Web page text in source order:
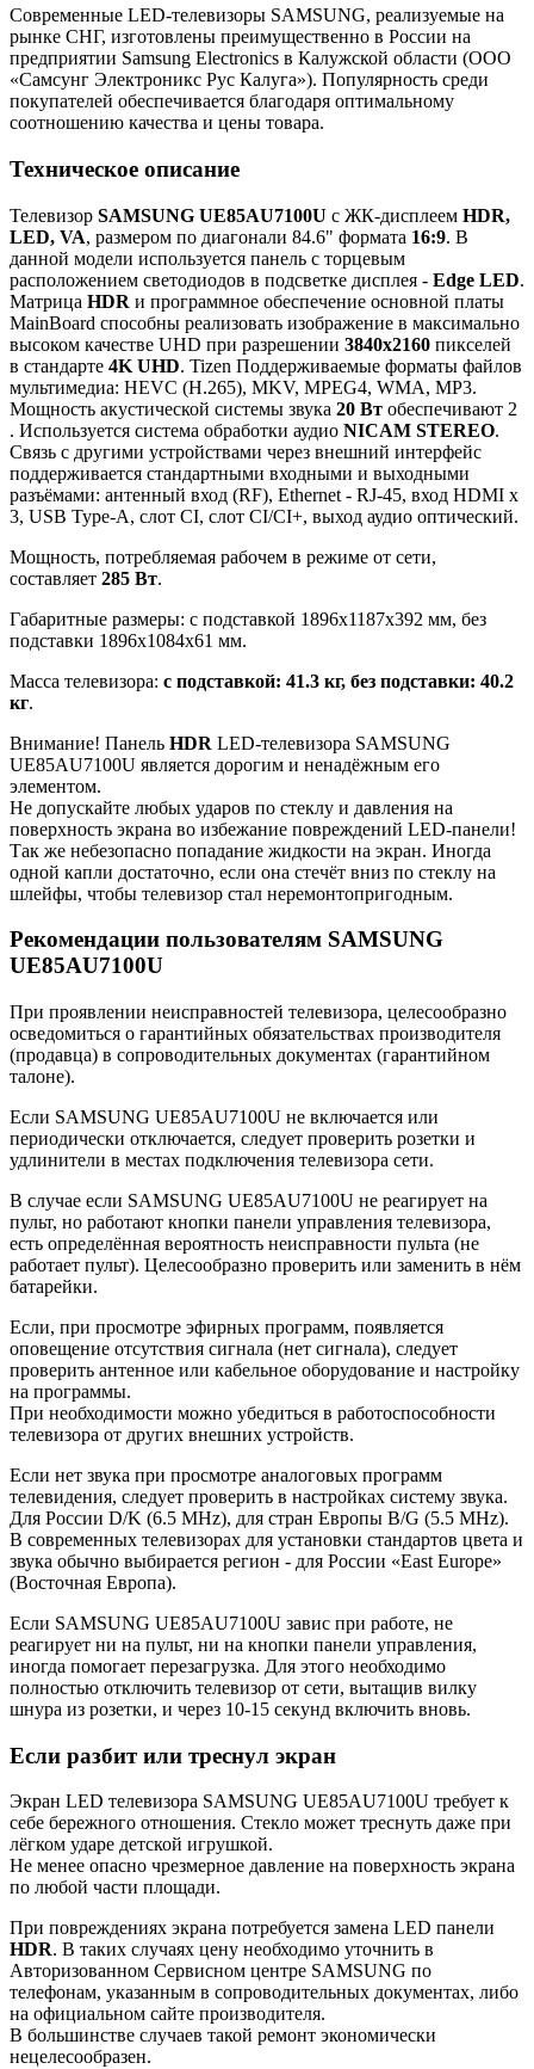
Современные LED-телевизоры SAMSUNG, реализуемые на
рынке СНГ, изготовлены преимущественно в России на
предприятии Samsung Electronics в Калужской области (ООО
«Самсунг Электроникс Рус Калуга»). Популярность среди
покупателей обеспечивается благодаря оптимальному
соотношению качества и цены товара.
Техническое описание
Телевизор SAMSUNG UE85AU7100U с ЖК-дисплеем HDR,
LED, VA, размером по диагонали 84.6" формата 16:9. В
данной модели используется панель с торцевым
расположением светодиодов в подсветке дисплея - Edge LED.
Матрица HDR и программное обеспечение основной платы
MainBoard способны реализовать изображение в максимально
высоком качестве UHD при разрешении 3840x2160 пикселей
в стандарте 4K UHD. Tizen Поддерживаемые форматы файлов
мультимедиа: HEVC (H.265), MKV, MPEG4, WMA, MP3.
Мощность акустической системы звука 20 Вт обеспечивают 2
. Используется система обработки аудио NICAM STEREO.
Связь с другими устройствами через внешний интерфейс
поддерживается стандартными входными и выходными
разъёмами: антенный вход (RF), Ethernet - RJ-45, вход HDMI x
3, USB Type-A, слот CI, слот CI/CI+, выход аудио оптический.
Мощность, потребляемая рабочем в режиме от сети,
составляет 285 Вт.
Габаритные размеры: с подставкой 1896x1187x392 мм, без
подставки 1896x1084x61 мм.
Масса телевизора: с подставкой: 41.3 кг, без подставки: 40.2
кг.
Внимание! Панель HDR LED-телевизора SAMSUNG
UE85AU7100U является дорогим и ненадёжным его
элементом.
Не допускайте любых ударов по стеклу и давления на
поверхность экрана во избежание повреждений LED-панели!
Так же небезопасно попадание жидкости на экран. Иногда
одной капли достаточно, если она стечёт вниз по стеклу на
шлейфы, чтобы телевизор стал неремонтопригодным.
Рекомендации пользователям SAMSUNG
UE85AU7100U
При проявлении неисправностей телевизора, целесообразно
осведомиться о гарантийных обязательствах производителя
(продавца) в сопроводительных документах (гарантийном
талоне).
Если SAMSUNG UE85AU7100U не включается или
периодически отключается, следует проверить розетки и
удлинители в местах подключения телевизора сети.
В случае если SAMSUNG UE85AU7100U не реагирует на
пульт, но работают кнопки панели управления телевизора,
есть определённая вероятность неисправности пульта (не
работает пульт). Целесообразно проверить или заменить в нём
батарейки.
Если, при просмотре эфирных программ, появляется
оповещение отсутствия сигнала (нет сигнала), следует
проверить антенное или кабельное оборудование и настройку
на программы.
При необходимости можно убедиться в работоспособности
телевизора от других внешних устройств.
Если нет звука при просмотре аналоговых программ
телевидения, следует проверить в настройках систему звука.
Для России D/K (6.5 MHz), для стран Европы B/G (5.5 MHz).
В современных телевизорах для установки стандартов цвета и
звука обычно выбирается регион - для России «East Europe»
(Восточная Европа).
Если SAMSUNG UE85AU7100U завис при работе, не
реагирует ни на пульт, ни на кнопки панели управления,
иногда помогает перезагрузка. Для этого необходимо
полностью отключить телевизор от сети, вытащив вилку
шнура из розетки, и через 10-15 секунд включить вновь.
Если разбит или треснул экран
Экран LED телевизора SAMSUNG UE85AU7100U требует к
себе бережного отношения. Стекло может треснуть даже при
лёгком ударе детской игрушкой.
Не менее опасно чрезмерное давление на поверхность экрана
по любой части площади.
При повреждениях экрана потребуется замена LED панели
HDR. В таких случаях цену необходимо уточнить в
Авторизованном Сервисном центре SAMSUNG по
телефонам, указанным в сопроводительных документах, либо
на официальном сайте производителя.
В большинстве случаев такой ремонт экономически
нецелесообразен.